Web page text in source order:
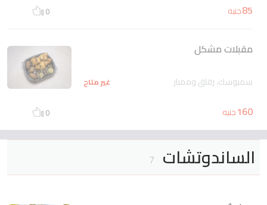
85جنيه 0
مقبلات مشكل
سمبوسك، رقاق وممبار غير متاح
160جنيه 0
الساندوتشات 7